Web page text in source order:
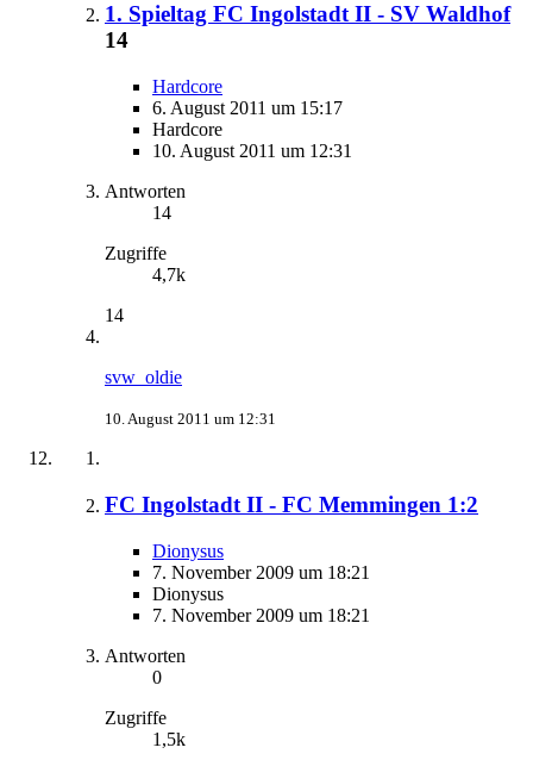
1. Spieltag FC Ingolstadt II - SV Waldhof
14
Hardcore
6. August 2011 um 15:17
Hardcore
10. August 2011 um 12:31
Antworten
14
Zugriffe
4,7k
14
svw_oldie
10. August 2011 um 12:31
FC Ingolstadt II - FC Memmingen 1:2
Dionysus
7. November 2009 um 18:21
Dionysus
7. November 2009 um 18:21
Antworten
0
Zugriffe
1,5k